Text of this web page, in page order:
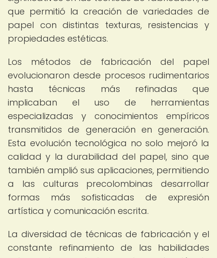
que permitió la creación de variedades de
papel con distintas texturas, resistencias y
propiedades estéticas.
Los métodos de fabricación del papel
evolucionaron desde procesos rudimentarios
hasta técnicas más refinadas que
implicaban el uso de herramientas
especializadas y conocimientos empíricos
transmitidos de generación en generación.
Esta evolución tecnológica no solo mejoró la
calidad y la durabilidad del papel, sino que
también amplió sus aplicaciones, permitiendo
a las culturas precolombinas desarrollar
formas más sofisticadas de expresión
artística y comunicación escrita.
La diversidad de técnicas de fabricación y el
constante refinamiento de las habilidades